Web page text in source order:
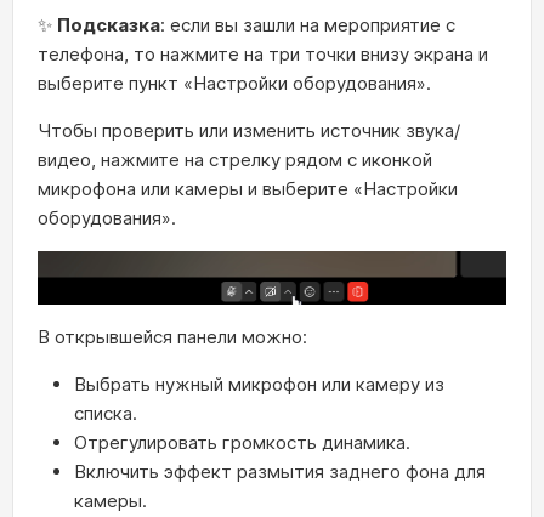
✨ Подсказка: если вы зашли на мероприятие с
телефона, то нажмите на три точки внизу экрана и
выберите пункт «Настройки оборудования».
Чтобы проверить или изменить источник звука/
видео, нажмите на стрелку рядом с иконкой
микрофона или камеры и выберите «Настройки
оборудования».
В открывшейся панели можно:
Выбрать нужный микрофон или камеру из
списка.
Отрегулировать громкость динамика.
Включить эффект размытия заднего фона для
камеры.